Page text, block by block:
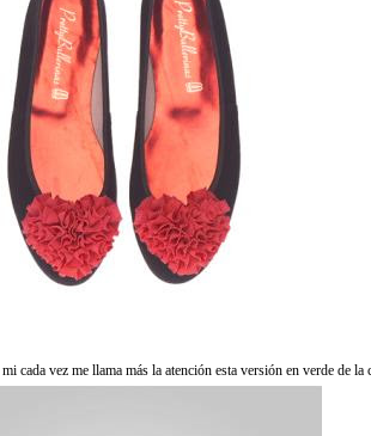
cada vez me llama más la atención esta versión en verde de la